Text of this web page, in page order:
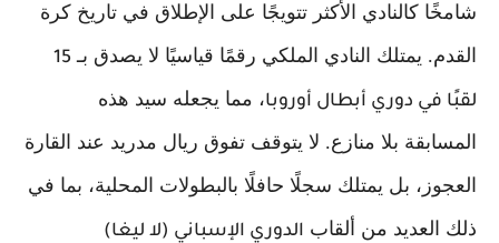
شامخًا كالنادي الأكثر تتويجًا على الإطلاق في تاريخ كرة
القدم. يمتلك النادي الملكي رقمًا قياسيًا لا يصدق بـ 15
لقبًا في دوري أبطال أوروبا، مما يجعله سيد هذه
المسابقة بلا منازع. لا يتوقف تفوق ريال مدريد عند القارة
العجوز، بل يمتلك سجلًا حافلًا بالبطولات المحلية، بما في
ذلك العديد من ألقاب الدوري الإسباني (لا ليغا)